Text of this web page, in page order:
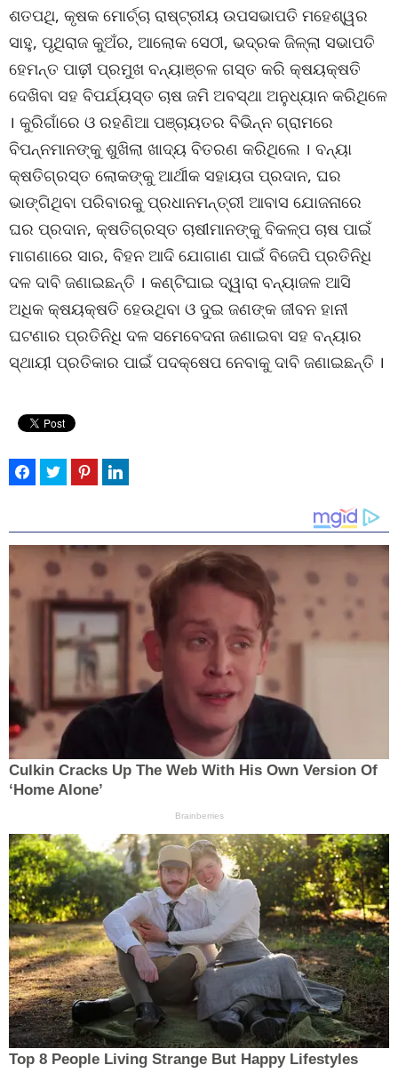
ଶତପଥି, କୃଷକ ମୋର୍ଚ୍ଚା ରାଷ୍ଟ୍ରୀୟ ଉପସଭାପତି ମହେଶ୍ୱର
ସାହୁ, ପୃଥିରାଜ କୁଅଁର, ଆଲୋକ ସେଠୀ, ଭଦ୍ରକ ଜିଳ୍ଲା ସଭାପତି
ହେମନ୍ତ ପାଢ଼ୀ ପ୍ରମୁଖ ବନ୍ୟାଞ୍ଚଳ ଗସ୍ତ କରି କ୍ଷୟକ୍ଷତି
ଦେଖିବା ସହ ବିପର୍ଯ୍ୟସ୍ତ ଚାଷ ଜମି ଅବସ୍ଥା ଅନୁଧ୍ୟାନ କରିଥିଳେ
। କୁରିଗାଁରେ ଓ ରହଣିଆ ପଞ୍ଚାୟତର ବିଭିନ୍ନ ଗ୍ରାମରେ
ବିପନ୍ନମାନଙ୍କୁ ଶୁଖିଲା ଖାଦ୍ୟ ବିତରଣ କରିଥିଲେ । ବନ୍ୟା
କ୍ଷତିଗ୍ରସ୍ତ ଲୋକଙ୍କୁ ଆର୍ଥୀକ ସହାୟତା ପ୍ରଦାନ, ଘର
ଭାଙ୍ଗିଥିବା ପରିବାରକୁ ପ୍ରଧାନମନ୍ତ୍ରୀ ଆବାସ ଯୋଜନାରେ
ଘର ପ୍ରଦାନ, କ୍ଷତିଗ୍ରସ୍ତ ଚାଷୀମାନଙ୍‌କୁ ବିକଳ୍ପ ଚାଷ ପାଇଁ
ମାଗଣାରେ ସାର, ବିହନ ଆଦି ଯୋଗାଣ ପାଇଁ ବିଜେପି ପ୍ରତିନିଧି
ଦଳ ଦାବି ଜଣାଇଛନ୍ତି । କଣ୍ଟିଘାଇ ଦ୍ୱାରା ବନ୍ୟାଜଳ ଆସି
ଅଧିକ କ୍ଷୟକ୍ଷତି ହେଉଥିବା ଓ ଦୁଇ ଜଣଙ୍କ ଜୀବନ ହାନୀ
ଘଟଣାର ପ୍ରତିନିଧି ଦଳ ସମେବେଦନା ଜଣାଇବା ସହ ବନ୍ୟାର
ସ୍ଥାୟୀ ପ୍ରତିକାର ପାଇଁ ପଦକ୍ଷେପ ନେବାକୁ ଦାବି ଜଣାଇଛନ୍ତି ।